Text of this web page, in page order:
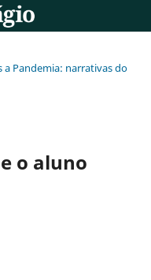
a Pandemia: narrativas do
o aluno